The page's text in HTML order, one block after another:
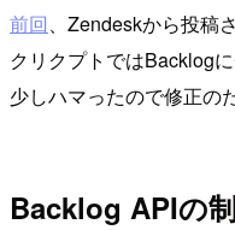
前回、Zendeskから投稿
クリクプトではBacklog
少しハマったので修正の
Backlog APIの